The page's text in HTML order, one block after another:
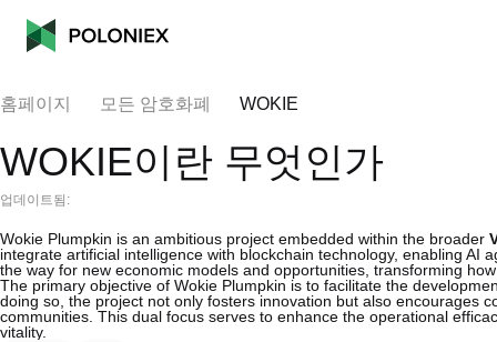
홈페이지 모든 암호화폐 WOKIE
WOKIE이란 무엇인가
업데이트됨:
Wokie Plumpkin is an ambitious project embedded within the broader
integrate artificial intelligence with blockchain technology, enabling
the way for new economic models and opportunities, transforming
The primary objective of Wokie Plumpkin is to facilitate the
doing so, the project not only fosters innovation but also encourages
communities. This dual focus serves to enhance the operational
vitality.